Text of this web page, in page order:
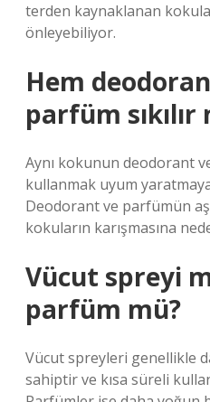
terden kaynaklanan
önleyebiliyor.
Hem
parfüm sıkılır
Aynı kokunun deodorant
kullanmak uyum
Deodorant ve parfümün
kokuların karışmasına
Vücut spreyi
parfüm mü?
Vücut spreyleri genellikle
sahiptir ve kısa süreli